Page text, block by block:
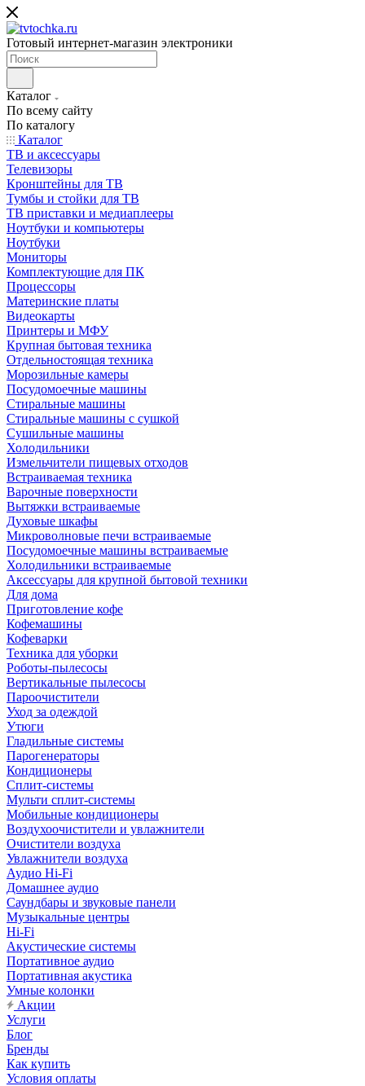
Готовый интернет-магазин электроники
Каталог
По всему сайту
По каталогу
Каталог
ТВ и аксессуары
Телевизоры
Кронштейны для ТВ
Тумбы и стойки для ТВ
ТВ приставки и медиаплееры
Ноутбуки и компьютеры
Ноутбуки
Мониторы
Комплектующие для ПК
Процессоры
Материнские платы
Видеокарты
Принтеры и МФУ
Крупная бытовая техника
Отдельностоящая техника
Морозильные камеры
Посудомоечные машины
Стиральные машины
Стиральные машины с сушкой
Сушильные машины
Холодильники
Измельчители пищевых отходов
Встраиваемая техника
Варочные поверхности
Вытяжки встраиваемые
Духовые шкафы
Микроволновые печи встраиваемые
Посудомоечные машины встраиваемые
Холодильники встраиваемые
Аксессуары для крупной бытовой техники
Для дома
Приготовление кофе
Кофемашины
Кофеварки
Техника для уборки
Роботы-пылесосы
Вертикальные пылесосы
Пароочистители
Уход за одеждой
Утюги
Гладильные системы
Парогенераторы
Кондиционеры
Сплит-системы
Мульти сплит-системы
Мобильные кондиционеры
Воздухоочистители и увлажнители
Очистители воздуха
Увлажнители воздуха
Аудио Hi-Fi
Домашнее аудио
Саундбары и звуковые панели
Музыкальные центры
Hi-Fi
Акустические системы
Портативное аудио
Портативная акустика
Умные колонки
Акции
Услуги
Блог
Бренды
Как купить
Условия оплаты